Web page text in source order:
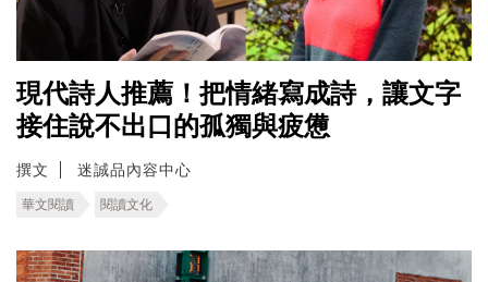
現代詩人推薦！把情緒寫成詩，讓文字
接住說不出口的孤獨與疲憊
撰文 迷誠品內容中心
華文閱讀 閱讀文化